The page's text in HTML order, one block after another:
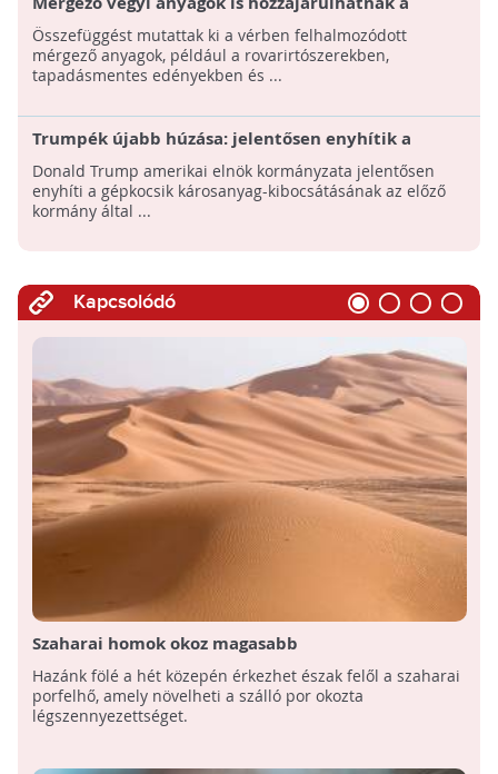
lisztérzékenység kialakulásához
Összefüggést mutattak ki a vérben felhalmozódott
mérgező anyagok, például a rovarirtószerekben,
tapadásmentes edényekben és ...
Trumpék újabb húzása: jelentősen enyhítik a
gépkocsik károsanyag-kibocsátásának korlátozását
Donald Trump amerikai elnök kormányzata jelentősen
enyhíti a gépkocsik károsanyag-kibocsátásának az előző
kormány által ...
Kapcsolódó
Szaharai homok okoz magasabb
légszennyezettséget Európában
Hazánk fölé a hét közepén érkezhet észak felől a szaharai
porfelhő, amely növelheti a szálló por okozta
légszennyezettséget.